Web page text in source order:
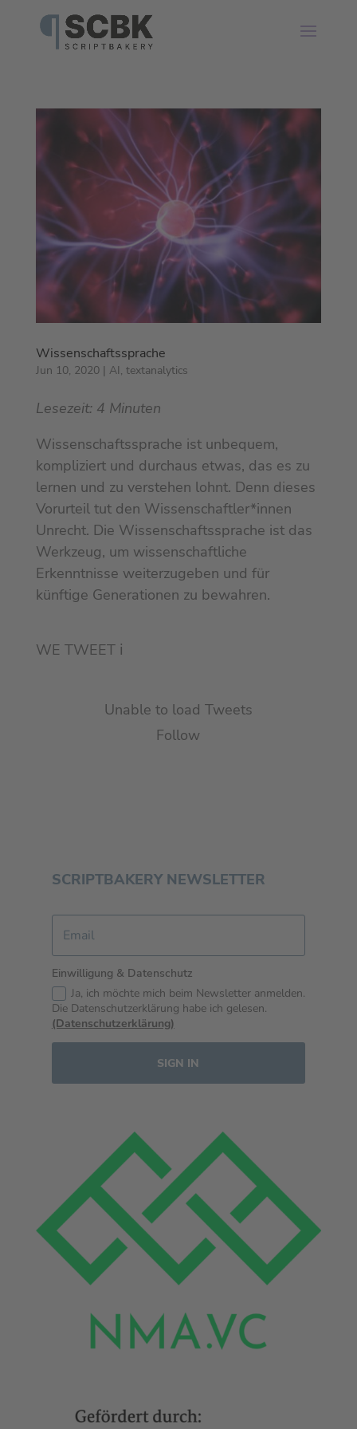
Wissenschaftssprache
Jun 10, 2020| AI, textanalytics
Lesezeit: 4 Minuten
Wissenschaftssprache ist unbequem,
kompliziert und durchaus etwas, das es zu
lernen und zu verstehen lohnt. Denn dieses
Vorurteil tut den Wissenschaftler*innen
Unrecht. Die Wissenschaftssprache ist das
Werkzeug, um wissenschaftliche
Erkenntnisse weiterzugeben und für
künftige Generationen zu bewahren.
WE TWEET ℹ︎
Unable to load Tweets
Follow
SCRIPTBAKERY NEWSLETTER
Einwilligung & Datenschutz
Ja, ich möchte mich beim Newsletter anmelden.
Die Datenschutzerklärung habe ich gelesen.
(Datenschutzerklärung)
SIGN IN